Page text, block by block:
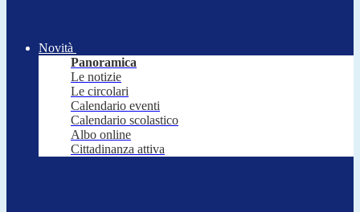
Novità
Panoramica
Le notizie
Le circolari
Calendario eventi
Calendario scolastico
Albo online
Cittadinanza attiva